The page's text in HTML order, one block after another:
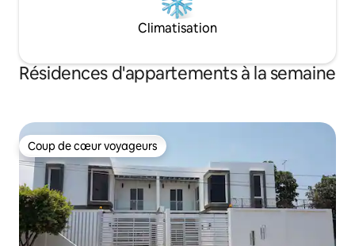
Climatisation
Résidences d'appartements à la semaine
Coup de cœur voyageurs
Coup de cœur voyageurs